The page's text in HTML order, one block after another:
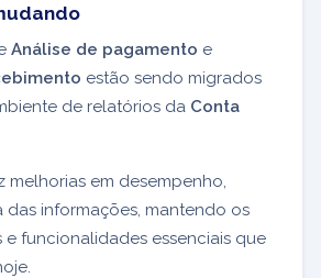
Análise de pagamento e
estão sendo migrados
de relatórios da Conta
melhorias em desempenho,
das informações, mantendo os
e funcionalidades essenciais que